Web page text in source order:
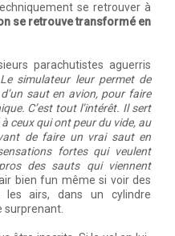
se retrouver à
se retrouve transformé en
parachutistes aguerris
Le simulateur leur permet de
saut en avion, pour faire
C’est tout l’intérêt. Il sert
ceux qui ont peur du vide, au
de faire un vrai saut en
fortes qui veulent
pros des sauts qui viennent
bien fun même si voir des
les airs, dans un cylindre
surprenant.